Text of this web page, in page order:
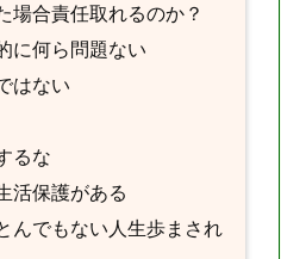
場合責任取れるのか？
に何ら問題ない
はない
るな
活保護がある
んでもない人生歩まされ